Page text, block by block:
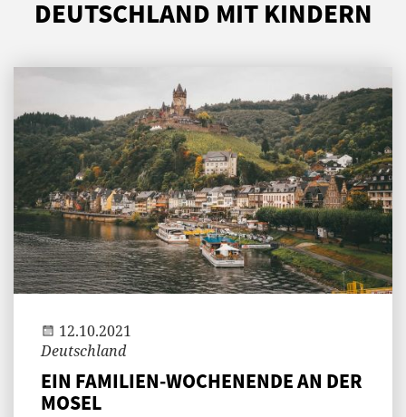
DEUTSCHLAND MIT KINDERN
Jenny
12.10.2021
Deutschland
EIN FAMILIEN-WOCHENENDE AN DER
MOSEL